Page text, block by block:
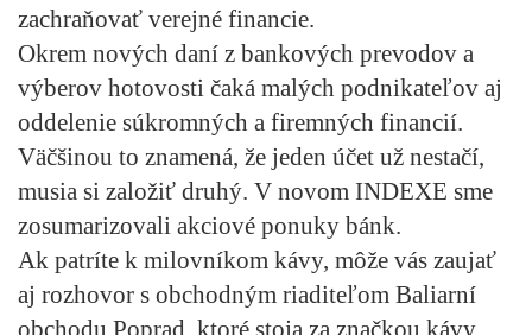
zachraňovať verejné financie.
Okrem nových daní z bankových prevodov a
výberov hotovosti čaká malých podnikateľov aj
oddelenie súkromných a firemných financií.
Väčšinou to znamená, že jeden účet už nestačí,
musia si založiť druhý. V novom INDEXE sme
zosumarizovali akciové ponuky bánk.
Ak patríte k milovníkom kávy, môže vás zaujať
aj rozhovor s obchodným riaditeľom Baliarní
obchodu Poprad, ktoré stoja za značkou kávy